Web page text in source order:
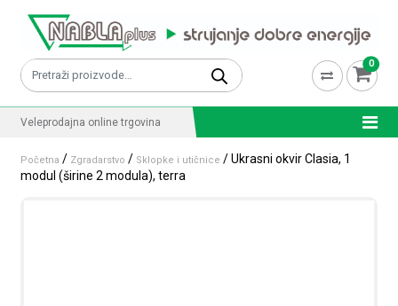
Pretraži: 0
Veleprodajna online trgovina
Početna / Zgradarstvo / Sklopke i utičnice / Ukrasni okvir Clasia, 1
modul (širine 2 modula), terra